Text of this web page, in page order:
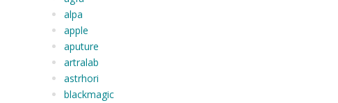
alpa
apple
aputure
artralab
astrhori
blackmagic